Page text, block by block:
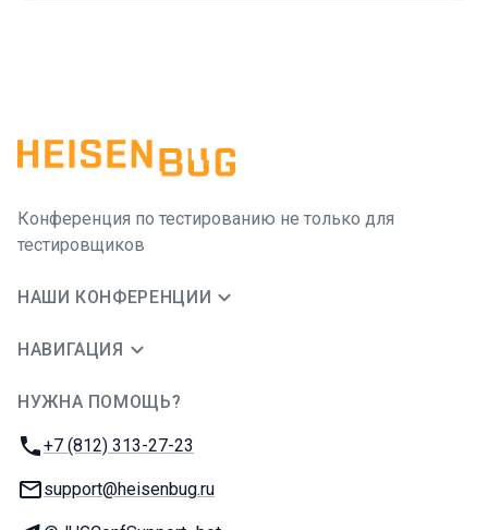
Конференция по тестированию не только для
тестировщиков
НАШИ КОНФЕРЕНЦИИ
НАВИГАЦИЯ
НУЖНА ПОМОЩЬ?
Телефон:
+7 (812) 313-27-23
E-mail:
support@heisenbug.ru